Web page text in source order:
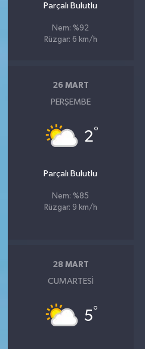
Parçalı Bulutlu
Nem: %92
Rüzgar: 6 km/h
26 MART
PERŞEMBE
2°
Parçalı Bulutlu
Nem: %85
Rüzgar: 9 km/h
28 MART
CUMARTESI
5°